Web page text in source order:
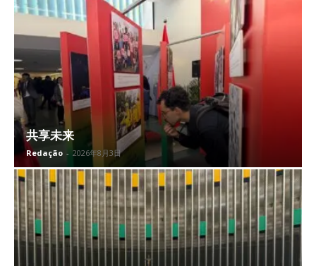
共享未来
Redação - 2026年8月3日